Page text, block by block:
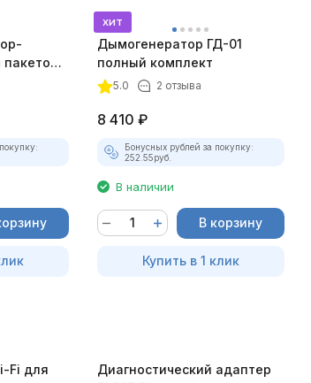
пакетом
хит
Дымогенератор ГД-01
полный комплект
5.0 2 отзыва
8 410 ₽
Бонусных рублей за покупку:
252.55руб.
В наличии
В корзину
Купить в 1 клик
Fi для
Диагностический адаптер